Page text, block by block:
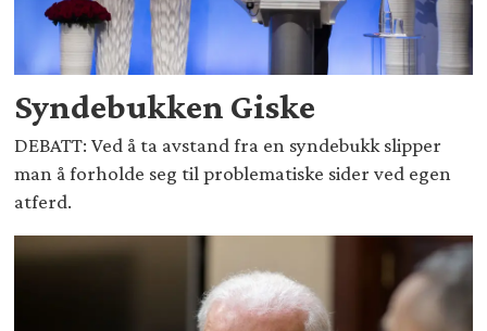
Syndebukken Giske
DEBATT: Ved å ta avstand fra en syndebukk slipper
man å forholde seg til problematiske sider ved egen
atferd.